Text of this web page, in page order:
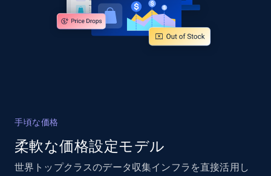
Home Depot US - Discover products by
手頃な価格
柔軟な価格設定モデル
世界トップクラスのデータ収集インフラを直接活用し